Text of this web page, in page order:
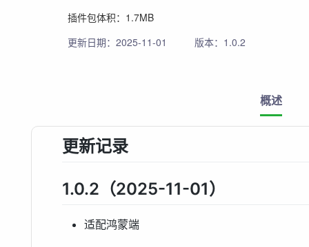
插件包体积：1.7MB
更新日期：2025-11-01
版本：1.0.2
概述
更新记录
1.0.2（2025-11-01）
适配鸿蒙端